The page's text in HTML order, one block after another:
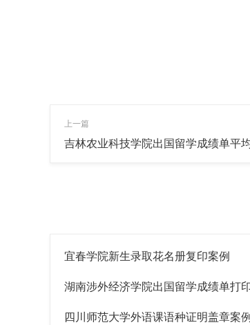
上一篇
吉林农业科技学院出国留学成绩单平
宜春学院新生录取花名册复印案例
湖南涉外经济学院出国留学成绩单打
四川师范大学外语课语种证明盖章案例